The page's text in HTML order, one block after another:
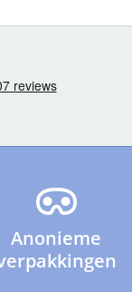
Anonieme